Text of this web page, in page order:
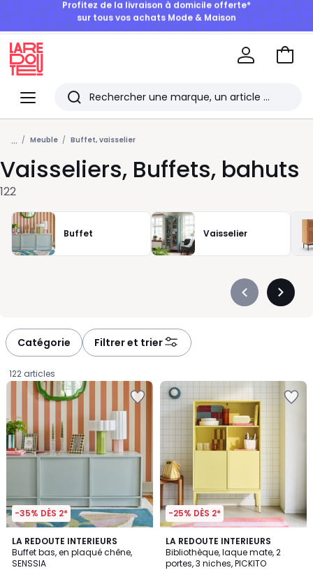
BONS PLANS | Jusqu'à -50% dès 2 articles*
Menu
Redoute
Rechercher
Les
derniers
articles
Aller
... Meuble Buffet, vaisselier
Vaisseliers, Buffets, bahuts
122
Buffet Vaisselier
Précédent
Catégorie Filtrer et trier
122 articles
-35% DÈS 2*
LA REDOUTE INTERIEURS
Buffet bas, en plaqué chêne,
SENSSIA
1
/
5
2
Couleurs
-25% DÈS 2*
LA REDOUTE INTERIEURS
Bibliothèque, laque mate, 2
portes, 3 niches, PICKITO